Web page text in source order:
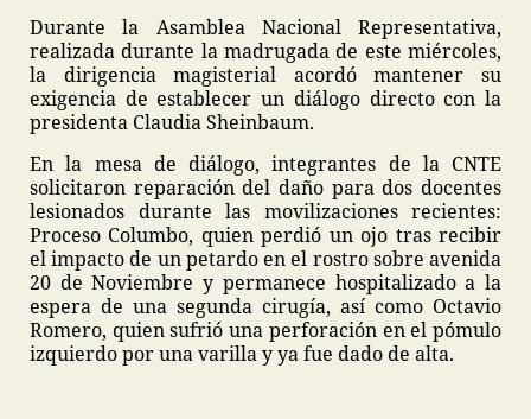
Durante la Asamblea Nacional Representativa,
realizada durante la madrugada de este miércoles,
la dirigencia magisterial acordó mantener su
exigencia de establecer un diálogo directo con la
presidenta Claudia Sheinbaum.
En la mesa de diálogo, integrantes de la CNTE
solicitaron reparación del daño para dos docentes
lesionados durante las movilizaciones recientes:
Proceso Columbo, quien perdió un ojo tras recibir
el impacto de un petardo en el rostro sobre avenida
20 de Noviembre y permanece hospitalizado a la
espera de una segunda cirugía, así como Octavio
Romero, quien sufrió una perforación en el pómulo
izquierdo por una varilla y ya fue dado de alta.